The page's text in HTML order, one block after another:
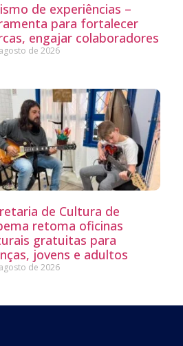
de experiências –
para fortalecer
engajar colaboradores
de 2026
de Cultura de
retoma oficinas
gratuitas para
jovens e adultos
de 2026